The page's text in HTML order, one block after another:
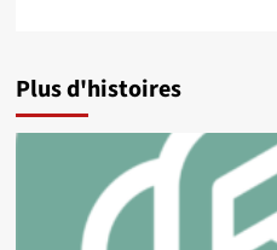
Plus d'histoires